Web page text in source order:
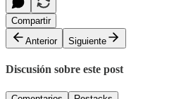
Compartir
Anterior
Siguiente
Discusión sobre este post